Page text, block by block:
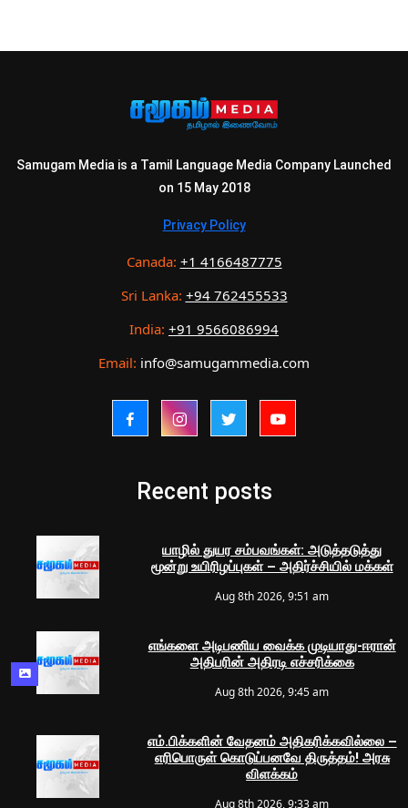
Samugam Media is a Tamil Language Media Company Launched
on 15 May 2018
Privacy Policy
Canada: +1 4166487775
Sri Lanka: +94 762455533
India: +91 9566086994
Email: info@samugammedia.com
Recent posts
யாழில் துயர சம்பவங்கள்: அடுத்தடுத்து
மூன்று உயிரிழப்புகள் – அதிர்ச்சியில் மக்கள்
Aug 8th 2026, 9:51 am
எங்களை அடிபணிய வைக்க முடியாது-ஈரான்
அதிபரின் அதிரடி எச்சரிக்கை
Aug 8th 2026, 9:45 am
எம்.பிக்களின் வேதனம் அதிகரிக்கவில்லை –
எரிபொருள் கொடுப்பனவே திருத்தம்! அரசு
விளக்கம்
Aug 8th 2026, 9:33 am